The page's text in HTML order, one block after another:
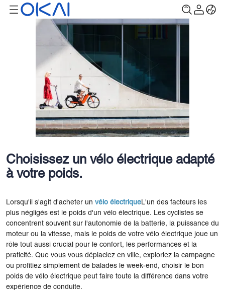
Choisissez un vélo électrique adapté
à votre poids.
Lorsqu'il s'agit d'acheter un vélo électriqueL'un des facteurs les
plus négligés est le poids d'un vélo électrique. Les cyclistes se
concentrent souvent sur l'autonomie de la batterie, la puissance du
moteur ou la vitesse, mais le poids de votre vélo électrique joue un
rôle tout aussi crucial pour le confort, les performances et la
praticité. Que vous vous déplaciez en ville, exploriez la campagne
ou profitiez simplement de balades le week-end, choisir le bon
poids de vélo électrique peut faire toute la différence dans votre
expérience de conduite.